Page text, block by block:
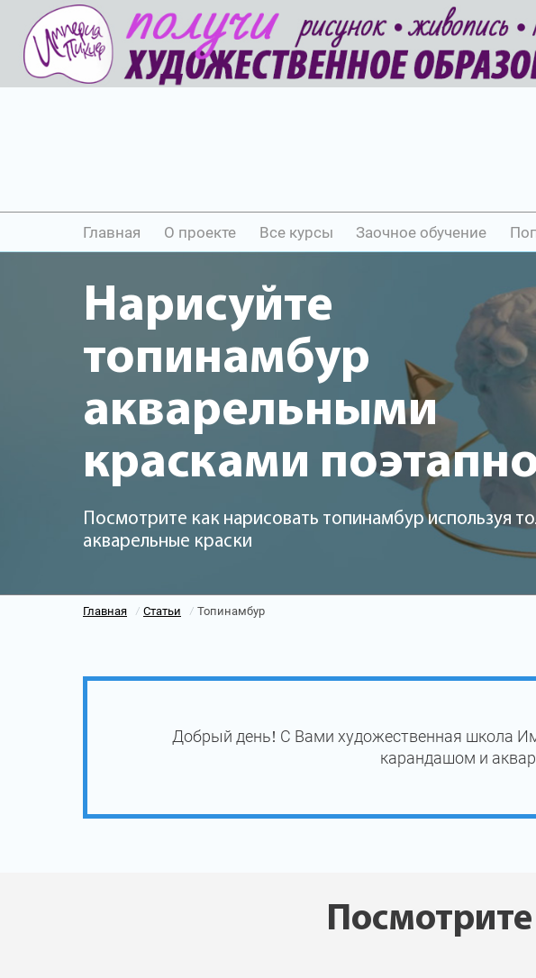
Главная О проекте Все курсы Заочное обучение
Нарисуйте
топинамбур
акварельными
красками
Посмотрите как нарисовать топинамбур используя
акварельные краски
Главная / Статьи / Топинамбур
Добрый день! С Вами художественная школа
карандашом и